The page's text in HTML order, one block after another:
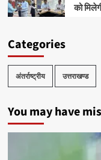
को
Categories
अंतर्राष्ट्रीय उत्तराखण्ड
You may have